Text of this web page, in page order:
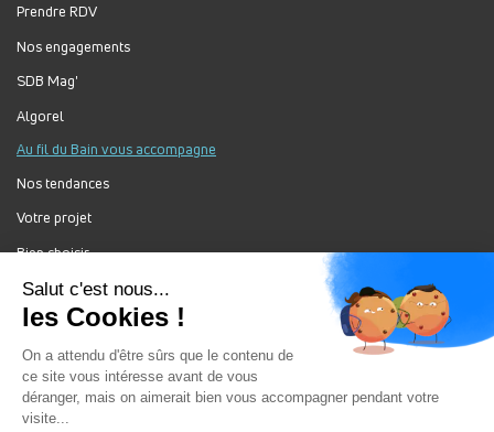
Prendre RDV
Nos engagements
SDB Mag'
Algorel
Au fil du Bain vous accompagne
Nos tendances
Votre projet
Bien choisir
Forum Au Fil du Bain
Nos produits